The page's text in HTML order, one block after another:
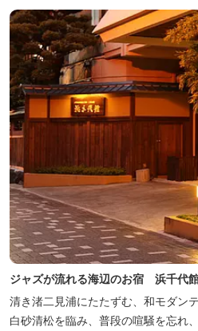
ジャズが流れる海辺のお宿 浜千代
清き渚二見浦にたたずむ、和モダン
白砂清松を臨み、普段の喧騒を忘れ